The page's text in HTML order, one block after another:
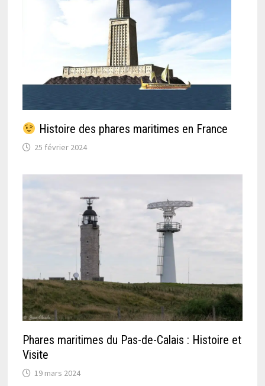
Histoire des phares maritimes en France
25 février 2024
Phares maritimes du Pas-de-Calais : Histoire et
Visite
19 mars 2024